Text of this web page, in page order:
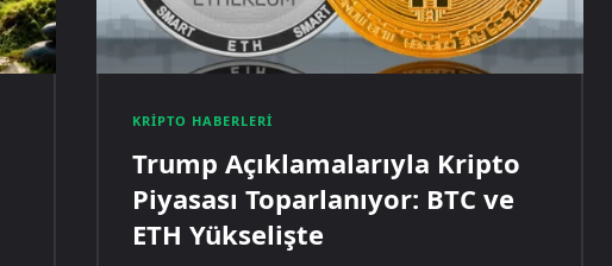
KRIPTO HABERLERI
Trump Açıklamalarıyla Kripto
Piyasası Toparlanıyor: BTC ve
ETH Yükselişte